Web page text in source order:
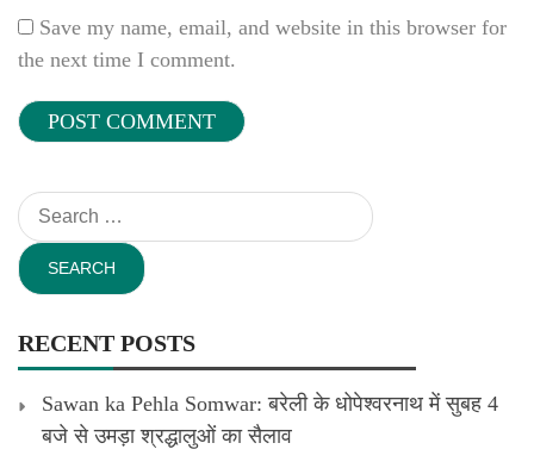
Save my name, email, and website in this browser for
the next time I comment.
Search
for:
RECENT POSTS
Sawan ka Pehla Somwar: बरेली के धोपेश्वरनाथ में सुबह 4
बजे से उमड़ा श्रद्धालुओं का सैलाव